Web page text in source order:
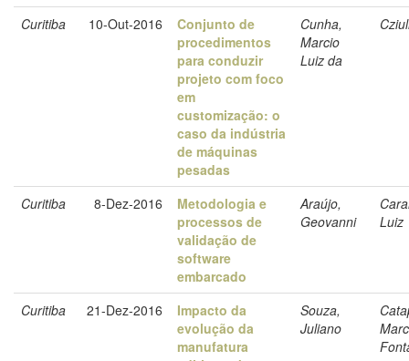
Curitiba 10-Out-2016
Conjunto de
procedimentos
para conduzir
projeto com foco
em
customização: o
caso da indústria
de máquinas
pesadas
Cunha,
Marcio
Luiz da
Curitiba 8-Dez-2016
Metodologia e
processos de
validação de
software
embarcado
Araújo,
Geovanni
Luiz
Curitiba 21-Dez-2016
Impacto da
evolução da
manufatura
Souza,
Juliano